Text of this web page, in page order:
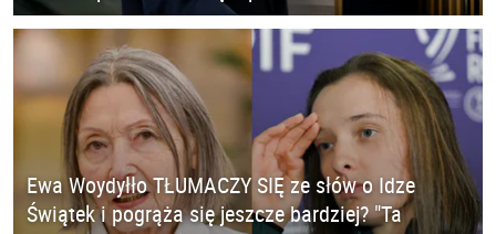
Ewa Woydyłło TŁUMACZY SIĘ ze słów o Idze
Świątek i pogrąża się jeszcze bardziej? "Ta